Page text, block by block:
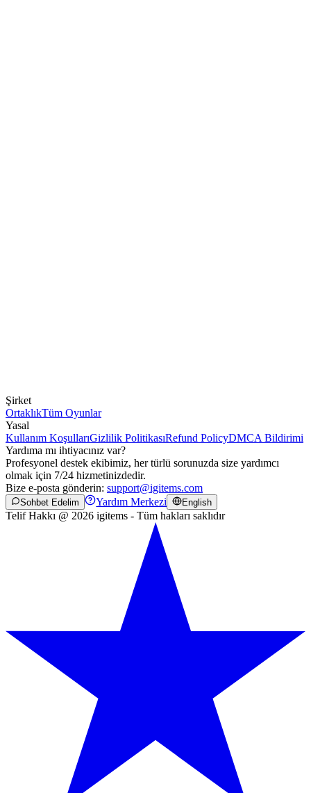
Şirket
OrtaklıkTüm Oyunlar
Yasal
Kullanım KoşullarıGizlilik PolitikasıRefund PolicyDMCA Bildirimi
Yardıma mı ihtiyacınız var?
Profesyonel destek ekibimiz, her türlü sorunuzda size yardımcı
olmak için 7/24 hizmetinizdedir.
Bize e-posta gönderin: support@igitems.com
Sohbet Edelim Yardım Merkezi English
Telif Hakkı @ 2026 igitems - Tüm hakları saklıdır